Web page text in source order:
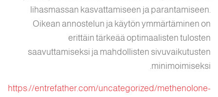
lihasmassan kasvattamiseen ja parantamiseen.
Oikean annostelun ja käytön ymmärtäminen on
erittäin tärkeää optimaalisten tulosten
saavuttamiseksi ja mahdollisten sivuvaikutusten
minimoimiseksi.
https://entrefather.com/uncategorized/methenolone-